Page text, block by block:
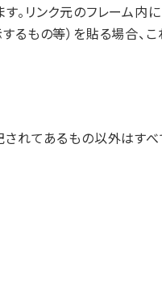
。リンク元のフレーム内
もの等）を貼る場合、こ
されてあるもの以外はす